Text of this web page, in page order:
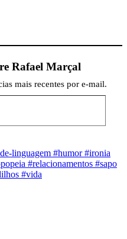
Rafael Marçal
mais recentes por e-mail.
linguagem #humor#ironia
#relacionamentos #sapo
#vida